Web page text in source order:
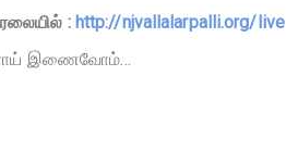
: http://njvallalarpalli.org/live
இணைவோம்…